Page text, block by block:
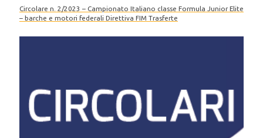
Circolare n. 2/2023 – Campionato Italiano classe Formula Junior Elite
– barche e motori federali Direttiva FIM Trasferte